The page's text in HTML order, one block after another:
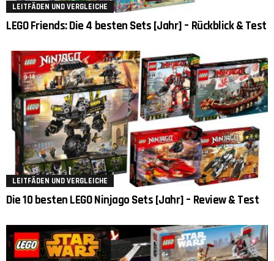
LEITFÄDEN UND VERGLEICHE
LEGO Friends: Die 4 besten Sets [Jahr] – Rückblick & Test
LEITFÄDEN UND VERGLEICHE
Die 10 besten LEGO Ninjago Sets [Jahr] – Review & Test